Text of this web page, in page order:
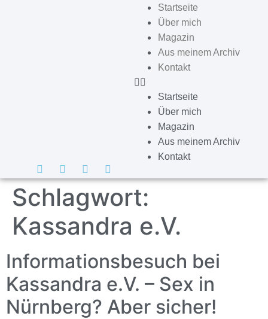
Startseite
Über mich
Magazin
Aus meinem Archiv
Kontakt
Startseite
Über mich
Magazin
Aus meinem Archiv
Kontakt
Schlagwort:
Kassandra e.V.
Informationsbesuch bei
Kassandra e.V. – Sex in
Nürnberg? Aber sicher!